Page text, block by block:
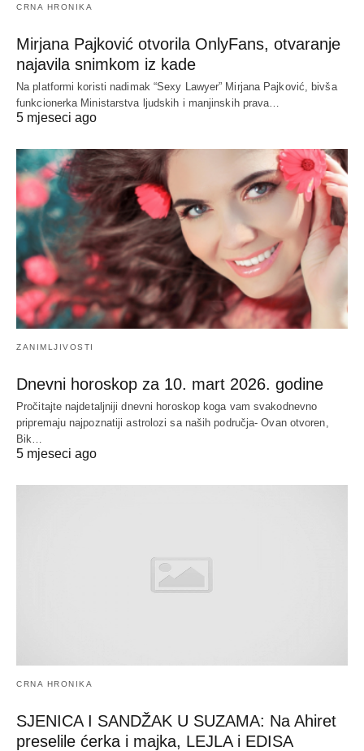
CRNA HRONIKA
Mirjana Pajković otvorila OnlyFans, otvaranje
najavila snimkom iz kade
Na platformi koristi nadimak “Sexy Lawyer” Mirjana Pajković, bivša
funkcionerka Ministarstva ljudskih i manjinskih prava…
5 mjeseci ago
ZANIMLJIVOSTI
Dnevni horoskop za 10. mart 2026. godine
Pročitajte najdetaljniji dnevni horoskop koga vam svakodnevno
pripremaju najpoznatiji astrolozi sa naših područja- Ovan otvoren,
Bik…
5 mjeseci ago
CRNA HRONIKA
SJENICA I SANDŽAK U SUZAMA: Na Ahiret
preselile ćerka i majka, LEJLA i EDISA